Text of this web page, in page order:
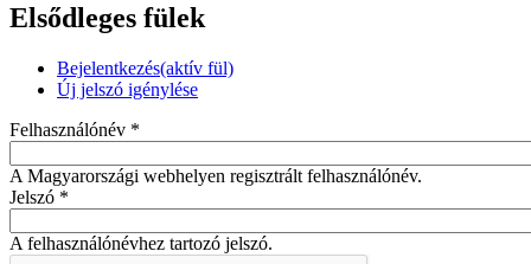
Elsődleges fülek
Bejelentkezés(aktív fül)
Új jelszó igénylése
Felhasználónév *
A Magyarországi webhelyen regisztrált felhasználónév.
Jelszó *
A felhasználónévhez tartozó jelszó.